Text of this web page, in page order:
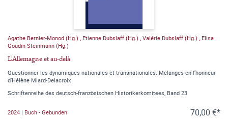
Agathe Bernier-Monod (Hg.) Etienne Dubslaff (Hg.) Valérie Dubslaff (Hg.)
Elisa
Goudin-Steinmann (Hg.)
L'Allemagne et au-delà
Questionner les dynamiques nationales et transnationales. Mélanges en l’honneur
d’Hélène Miard-Delacroix
Schriftenreihe des deutsch-französischen Historikerkomitees, Band 23
2024 | Buch - Gebunden 70,00 €*